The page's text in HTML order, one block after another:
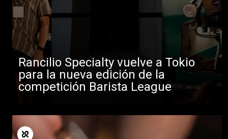
Rancilio Specialty vuelve a Tokio
para la nueva edición de la
competición Barista League